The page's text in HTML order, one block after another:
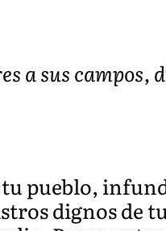
a sus campos,
pueblo,
dignos de